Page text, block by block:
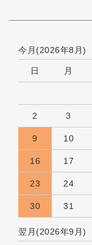
今月(2026年8月)
日 月
2 3
9 10
16 17
23 24
30 31
翌月(2026年9月)